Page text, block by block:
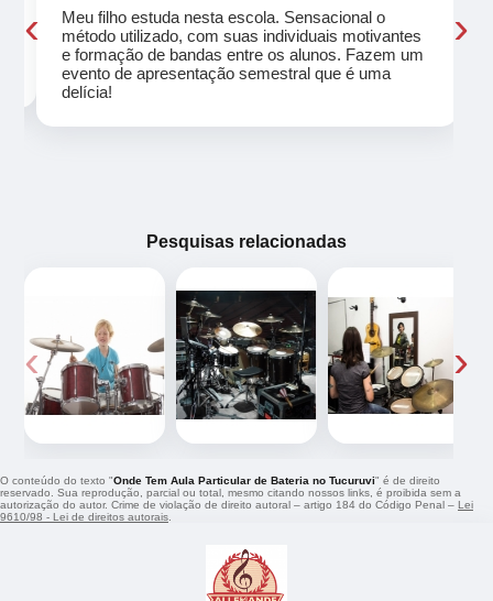
Meu filho estuda nesta escola. Sensacional o
método utilizado, com suas individuais motivantes
e formação de bandas entre os alunos. Fazem um
evento de apresentação semestral que é uma
delícia!
‹ ›
Pesquisas relacionadas
‹ ›
O conteúdo do texto "Onde Tem Aula Particular de Bateria no Tucuruvi" é de direito
reservado. Sua reprodução, parcial ou total, mesmo citando nossos links, é proibida sem a
autorização do autor. Crime de violação de direito autoral – artigo 184 do Código Penal – Lei
9610/98 - Lei de direitos autorais